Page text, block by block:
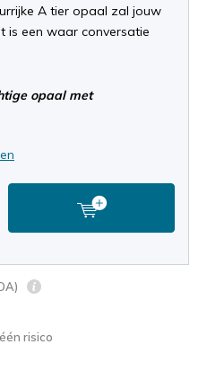
A tier opaal zal jouw
is een waar conversatie
opaal met
risico